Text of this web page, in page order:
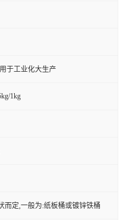
于工业化大生产
1kg
而定,一般为:纸板桶或镀锌铁桶